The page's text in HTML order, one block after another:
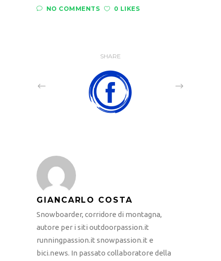
NO COMMENTS
0 LIKES
SHARE
GIANCARLO COSTA
Snowboarder, corridore di montagna,
autore per i siti outdoorpassion.it
runningpassion.it snowpassion.it e
bici.news. In passato collaboratore della